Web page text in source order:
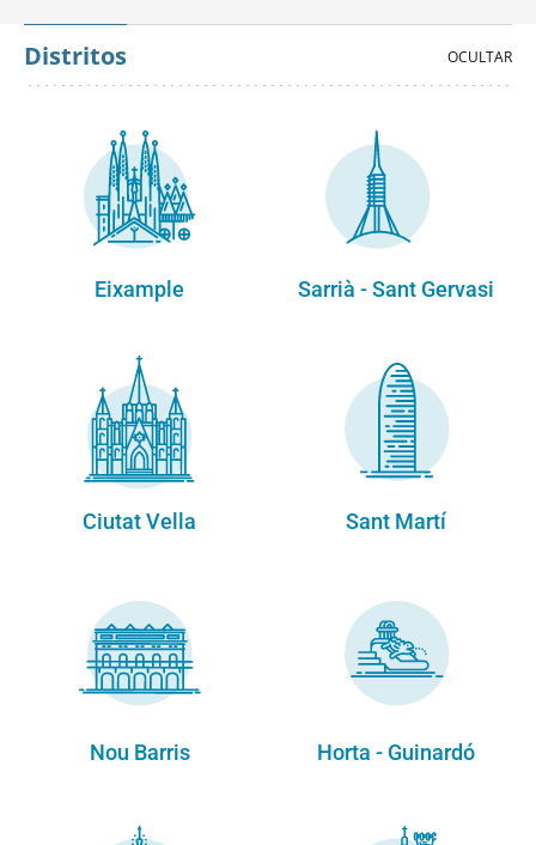
Distritos
Eixample Sarrià - Sant Gervasi
Ciutat Vella Sant Martí
Nou Barris Horta - Guinardó